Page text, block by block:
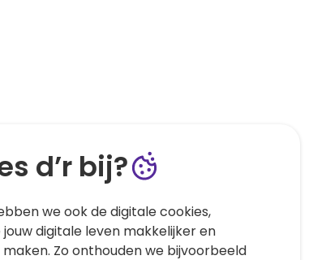
d’r bij?
we ook de digitale cookies,
digitale leven makkelijker en
Zo onthouden we bijvoorbeeld